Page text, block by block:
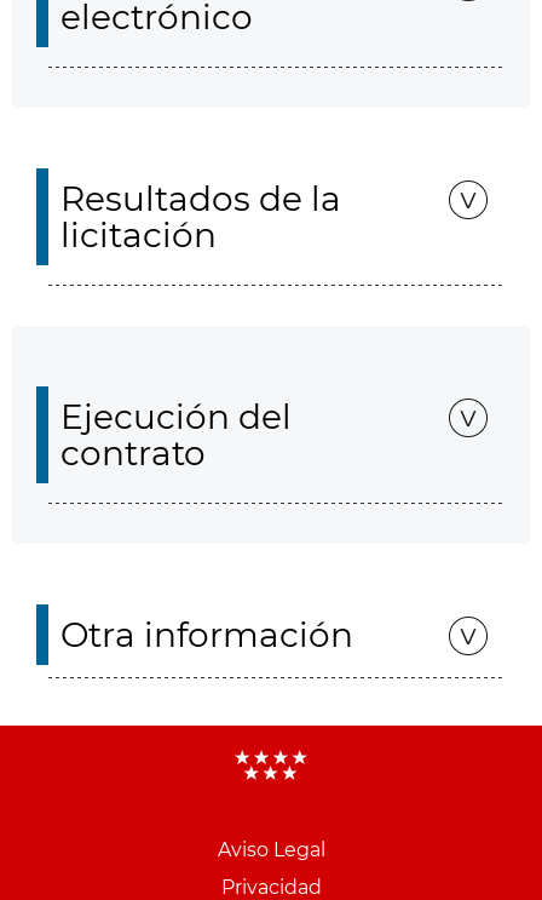
electrónico
Resultados de la
licitación
Ejecución del
contrato
Otra información
Aviso Legal
Privacidad